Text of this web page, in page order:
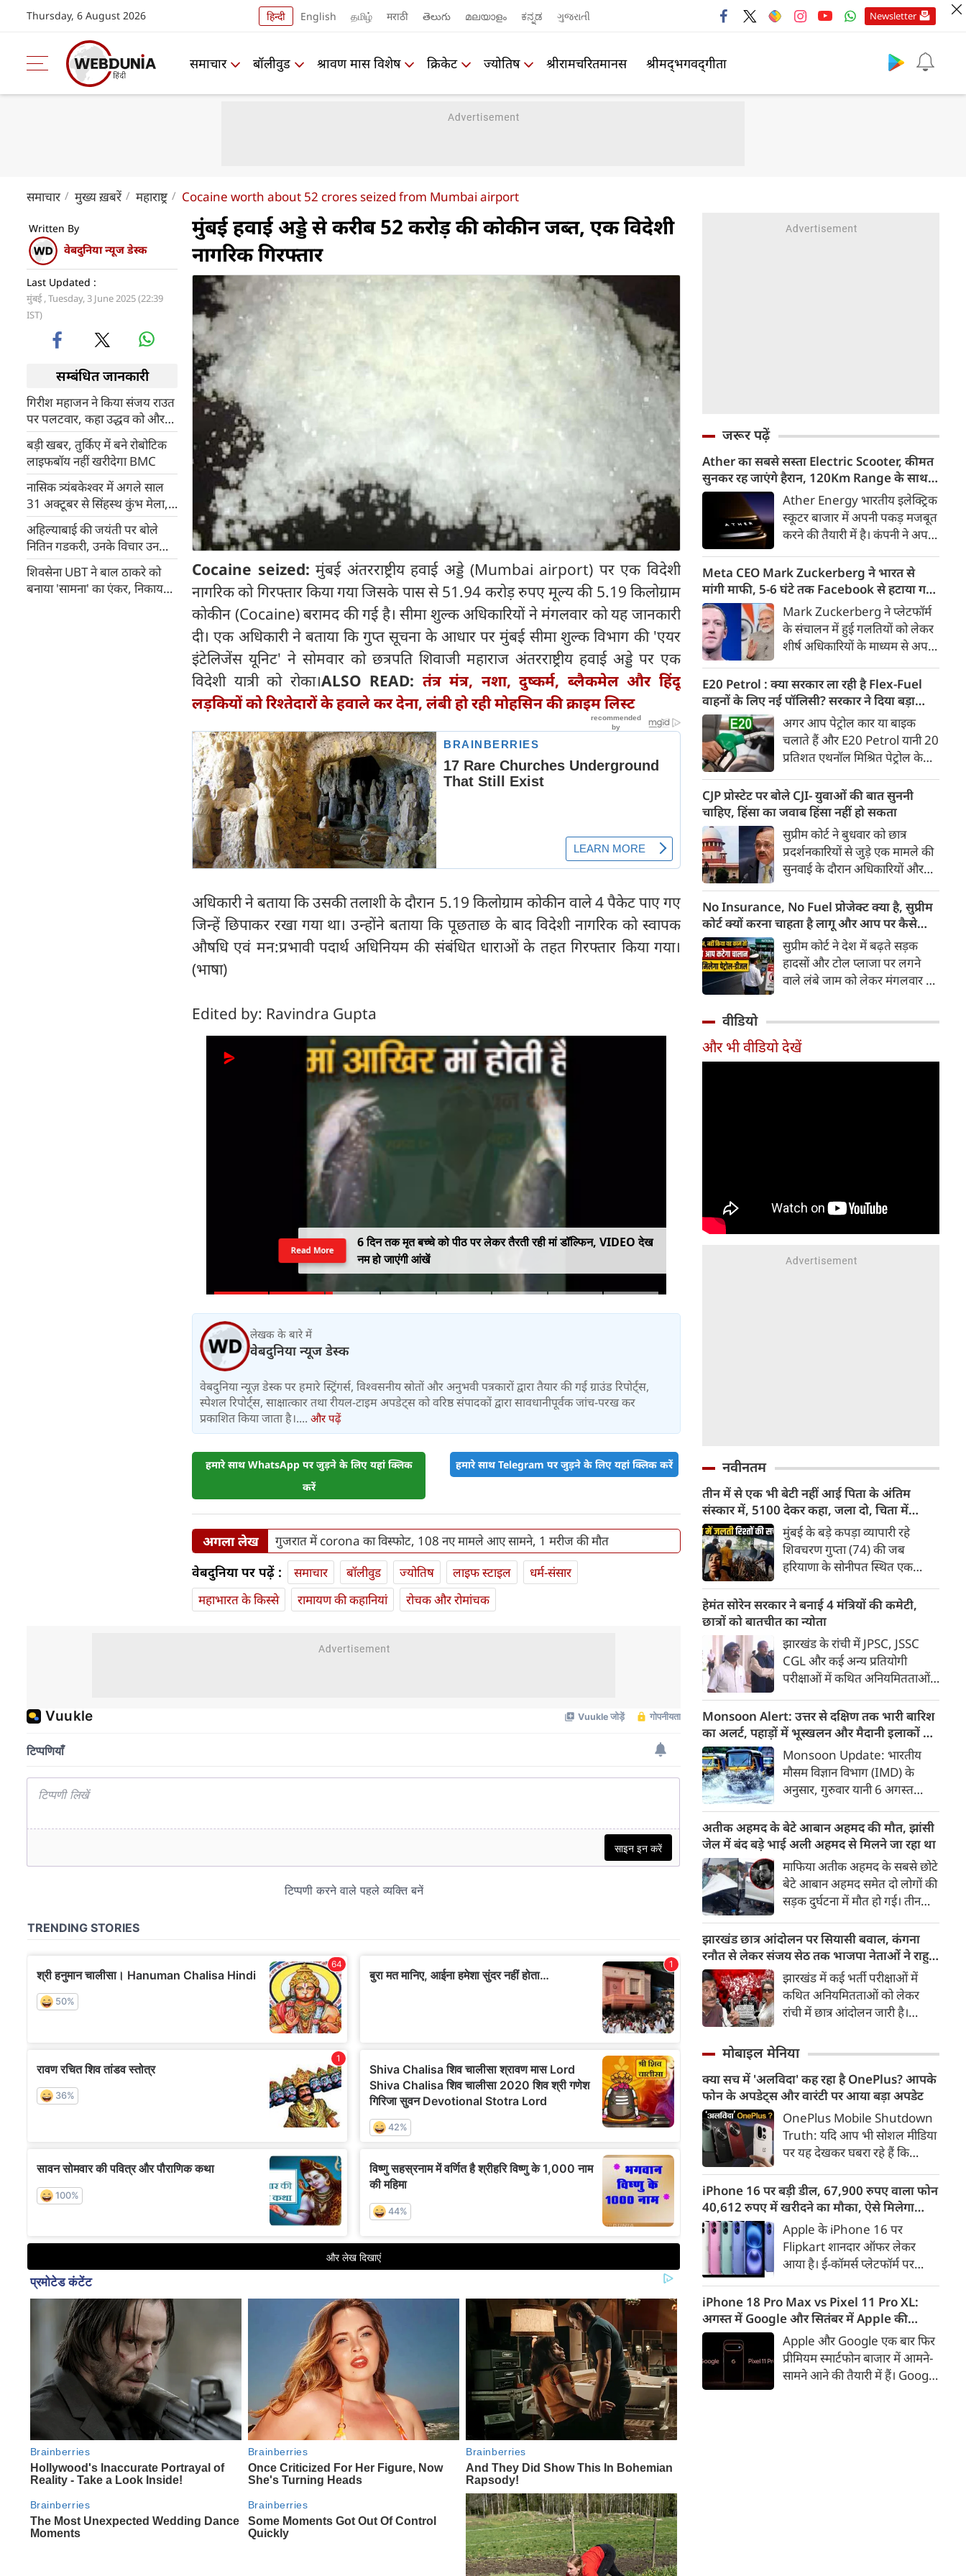
Thursday, 6 August 2026 हिन्दी English தமிழ் मराठी తెలుగు മലയാളം ಕನ್ನಡ ગુજરાતી Newsletter
समाचार बॉलीवुड श्रावण मास विशेष क्रिकेट ज्योतिष श्रीरामचरितमानस श्रीमद्‍भगवद्‍गीता
समाचार मुख्य ख़बरें महाराष्ट्र Cocaine worth about 52 crores seized from Mumbai airport
Written By
वेबदुनिया न्यूज डेस्क
Last Updated :
मुंबई , Tuesday, 3 June 2025 (22:39
IST)
सम्बंधित जानकारी
गिरीश महाजन ने किया संजय राउत
पर पलटवार, कहा उद्धव को और
किसी राजनीतिक दुश्मन की जरूरत
नहीं
बड़ी खबर, तुर्किए में बने रोबोटिक
लाइफबॉय नहीं खरीदेगा BMC
नासिक त्र्यंबकेश्वर में अगले साल
31 अक्टूबर से सिंहस्थ कुंभ मेला,
तैयारियों को लेकर क्या बोले सीएम
फडणवीस?
अहिल्याबाई की जयंती पर बोले
नितिन गडकरी, उनके विचार उनकी
प्रतिमाओं से अधिक प्रासंगिक
शिवसेना UBT ने बाल ठाकरे को
बनाया 'सामना' का एंकर, निकाय
मुंबई हवाई अड्डे से करीब 52 करोड़ की कोकीन जब्त, एक विदेशी
नागरिक गिरफ्तार
Cocaine seized:मुंबई अंतरराष्ट्रीय हवाई अड्डे (Mumbai airport) पर एक विदेशी
नागरिक को गिरफ्तार किया गया जिसके पास से 51.94 करोड़ रुपए मूल्य की 5.19 किलोग्राम
कोकीन (Cocaine) बरामद की गई है। सीमा शुल्क अधिकारियों ने मंगलवार को यह जानकारी
दी। एक अधिकारी ने बताया कि गुप्त सूचना के आधार पर मुंबई सीमा शुल्क विभाग की 'एयर
इंटेलिजेंस यूनिट' ने सोमवार को छत्रपति शिवाजी महाराज अंतरराष्ट्रीय हवाई अड्डे पर एक
विदेशी यात्री को रोका।ALSO READ: तंत्र मंत्र, नशा, दुष्‍कर्म, ब्‍लैकमेल और हिंदू
लड़कियों को रिश्‍तेदारों के हवाले कर देना, लंबी हो रही मोहसिन की क्राइम लिस्‍ट
अधिकारी ने बताया कि उसकी तलाशी के दौरान 5.19 किलोग्राम कोकीन वाले 4 पैकेट पाए गए
जिन्हें छिपाकर रखा गया था। उन्होंने बताया कि पूछताछ के बाद विदेशी नागरिक को स्वापक
औषधि एवं मन:प्रभावी पदार्थ अधिनियम की संबंधित धाराओं के तहत गिरफ्तार किया गया।
(भाषा)
Edited by: Ravindra Gupta
6 दिन तक मृत बच्चे को पीठ पर लेकर तैरती रही मां डॉल्फिन, VIDEO देख
नम हो जाएंगी आंखें
Read More
लेखक के बारे में
वेबदुनिया न्यूज डेस्क
वेबदुनिया न्यूज़ डेस्क पर हमारे स्ट्रिंगर्स, विश्वसनीय स्रोतों और अनुभवी पत्रकारों द्वारा तैयार की गई ग्राउंड रिपोर्ट्स,
स्पेशल रिपोर्ट्स, साक्षात्कार तथा रीयल-टाइम अपडेट्स को वरिष्ठ संपादकों द्वारा सावधानीपूर्वक जांच-परख कर
प्रकाशित किया जाता है।.... और पढ़ें
हमारे साथ WhatsApp पर जुड़ने के लिए यहां क्लिक
करें
हमारे साथ Telegram पर जुड़ने के लिए यहां क्लिक करें
अगला लेख गुजरात में corona का विस्फोट, 108 नए मामले आए सामने, 1 मरीज की मौत
वेबदुनिया पर पढ़ें : समाचार बॉलीवुड ज्योतिष लाइफ स्‍टाइल
धर्म-संसार
महाभारत के किस्से
रामायण की कहानियां रोचक और रोमांचक
जरूर पढ़ें
Ather का सबसे सस्ता Electric Scooter, कीमत
सुनकर रह जाएंगे हैरान, 120Km Range के साथ
आएगा Konarc Ather Energy भारतीय इलेक्ट्रिक
स्कूटर बाजार में अपनी पकड़ मजबूत
करने की तैयारी में है। कंपनी ने अपने
इलेक्ट्रिक स्कूटर का पहला वीडियो
टीजर जारी कर दिया है। इस नए
इलेक्ट्रिक स्कूटर का नाम Ather
Konarc बताया गया है। कंपनी इसे
29 अगस्त 2026 को होने वाले
Ather Annual Community
Day के दौरान भारतीय बाजार में पेश
करेगी।
Meta CEO Mark Zuckerberg ने भारत से
मांगी माफी, 5-6 घंटे तक Facebook से हटाया गया
था PM Modi का वीडियोMark Zuckerberg ने प्लेटफॉर्म
के संचालन में हुई गलतियों को लेकर
शीर्ष अधिकारियों के माध्यम से अपनी
बैठक के दौरान Meta ने यह भी
स्वीकार किया कि कुछ खास तरह के
कंटेंट को ज्यादा लोगों तक पहुंचाने के
लिए बड़ी रकम का भुगतान किया
गया था। सूत्र के मुताबिक, Meta ने
गलती स्वीकार करते हुए माफी मांगी
और इस पर अफसोस जताया।
E20 Petrol : क्या सरकार ला रही है Flex-Fuel
वाहनों के लिए नई पॉलिसी? सरकार ने दिया बड़ा
अपडेट
अगर आप पेट्रोल कार या बाइक
चलाते हैं और E20 Petrol यानी 20
प्रतिशत एथनॉल मिश्रित पेट्रोल के
आपके लिए बड़ी खबर है। भारी
उद्योग मंत्रालय ने स्पष्ट किया है कि
20 प्रतिशत से अधिक एथनॉल
मिश्रित ईंधन पर चलने वाले Flex-
Fuel वाहनों को बढ़ावा देने के लिए
सरकार ने अलग से कोई राष्ट्रीय नीति
नहीं बनाई है। मंत्रालय ने यह भी स्पष्ट
किया कि Flex-Fuel और Electric
Vehicles को प्रोत्साहित करने को
लेकर उसने फिलहाल कोई अलग
अध्ययन नहीं कराया है।
CJP प्रोस्टेट पर बोले CJI- युवाओं की बात सुननी
चाहिए, हिंसा का जवाब हिंसा नहीं हो सकता
सुप्रीम कोर्ट ने बुधवार को छात्र
प्रदर्शनकारियों से जुड़े एक मामले की
सुनवाई के दौरान अधिकारियों और
दी। कोर्ट ने कहा कि युवा छात्रों के
विरोध प्रदर्शन के दौरान हिंसा रोकने के
लिए अगर हिंसक तरीके अपनाए गए,
तो इससे स्थिति और बिगड़ सकती है।
No Insurance, No Fuel प्रोजेक्ट क्या है, सुप्रीम
कोर्ट क्यों करना चाहता है लागू और आप पर कैसे
पड़ेगा असर
सुप्रीम कोर्ट ने देश में बढ़ते सड़क
हादसों और टोल प्लाजा पर लगने
वाले लंबे जाम को लेकर मंगलवार को
निर्देश दिया है। इसके तहत पारंपरिक
टोल प्लाजा की जगह Automatic
वीडियो
और भी वीडियो देखें
नवीनतम
तीन में से एक भी बेटी नहीं आई पिता के अंतिम
संस्‍कार में, 5100 देकर कहा, जला दो, चिता में
जलती रिश्‍तों की सच्‍चाईमुंबई के बड़े कपड़ा व्यापारी रहे
शिवचरण गुप्ता (74) की जब
हरियाणा के सोनीपत स्थित एक
बेटियों में से एक भी अंतिम वक्‍त में
उनके पास नहीं पहुंची, किसी ने दूर
रहने की बात कहकर तो किसी ने
फुरसत नहीं होने की बात कहकर टाल
दिया। हां इतना जरूर किया कि पिता
के अंतिम संस्‍कार के लिए 5100
रुपए ऑनलाइन भेज दिए और कहा
कि पिताजी को जला दो।
हेमंत सोरेन सरकार ने बनाई 4 मंत्रियों की कमेटी,
छात्रों को बातचीत का न्योता
झारखंड के रांची में JPSC, JSSC
CGL और कई अन्य प्रतियोगी
परीक्षाओं में कथित अनियमितताओं
जारी रखे हुए हैं। इस बीच राज्य की
हेमंत सोरेन सरकार ने छात्रों से चर्चा के
लिए 4 मंत्रियों की कमेटी बनाई है।
Monsoon Alert: उत्तर से दक्षिण तक भारी बारिश
का अलर्ट, पहाड़ों में भूस्खलन और मैदानी इलाकों में
बाढ़ का खतरा
Monsoon Update: भारतीय
मौसम विज्ञान विभाग (IMD) के
अनुसार, गुरुवार यानी 6 अगस्त
और चक्रवाती परिसंचरण
(Cyclonic Circulations) के
चलते मानसूनी गतिविधियां बेहद तीव्र
बनी रहेंगी।
अतीक अहमद के बेटे आबान अहमद की मौत, झांसी
जेल में बंद बड़े भाई अली अहमद से मिलने जा रहा था
माफिया अतीक अहमद के सबसे छोटे
बेटे आबान अहमद समेत दो लोगों की
सड़क दुर्घटना में मौत हो गई। तीन
हादसा बुधवार को झांसी के पूंछ थाना
क्षेत्र में हुआ।
झारखंड छात्र आंदोलन पर सियासी बवाल, कंगना
रनौत से लेकर संजय सेठ तक भाजपा नेताओं ने राहुल
गांधी से पूछा सवालझारखंड में कई भर्ती परीक्षाओं में
कथित अनियमितताओं को लेकर
रांची में छात्र आंदोलन जारी है।
सख्‍त रूख अपनाया और विधानसभा
कंगना रनौत से लेकर संजय सेठ तक
कई भाजपा नेताओं ने इस मामले में
राहुल गांधी पर निशाना साधा।
मोबाइल मेनिया
क्या सच में 'अलविदा' कह रहा है OnePlus? आपके
फोन के अपडेट्स और वारंटी पर आया बड़ा अपडेट
OnePlus Mobile Shutdown
Truth: यदि आप भी सोशल मीडिया
पर यह देखकर घबरा रहे हैं कि
तो थोड़ा ठहरिए! टेक वर्ल्ड में किसी
समय 'फ्लैगशिप किलर' के नाम से
मशहूर इस ब्रांड को लेकर इंटरनेट पर
लगातार कयासबाजी का दौर जारी है।
iPhone 16 पर बड़ी डील, 67,900 रुपए वाला फोन
40,612 रुपए में खरीदने का मौका, ऐसे मिलेगा
डिस्काउंट
Apple के iPhone 16 पर
Flipkart शानदार ऑफर लेकर
आया है। ई-कॉमर्स प्लेटफॉर्म पर
कीमत सीधे डिस्काउंट के बाद
67,900 रुपए हो गई है। वहीं, अगर
ग्राहक एक्सचेंज ऑफर और चुनिंदा
बैंक कार्ड के डिस्काउंट का फायदा
उठाते हैं, तो इस फोन को प्रभावी तौर
पर सिर्फ 40,612 रुप में खरीदा जा
iPhone 18 Pro Max vs Pixel 11 Pro XL:
अगस्त में Google और सितंबर में Apple की
टक्कर, जानें कौन होगा सबसे दमदार?
Apple और Google एक बार फिर
प्रीमियम स्मार्टफोन बाजार में आमने-
सामने आने की तैयारी में हैं। Google